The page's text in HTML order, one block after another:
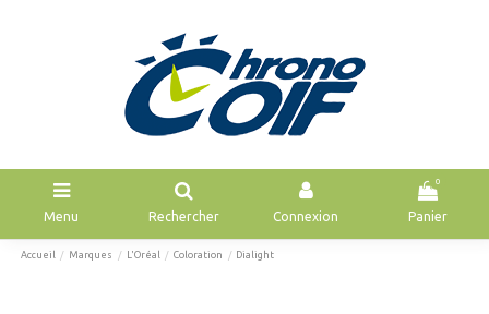
Menu Rechercher Connexion
0
Panier
Accueil Marques L'Oréal Coloration Dialight